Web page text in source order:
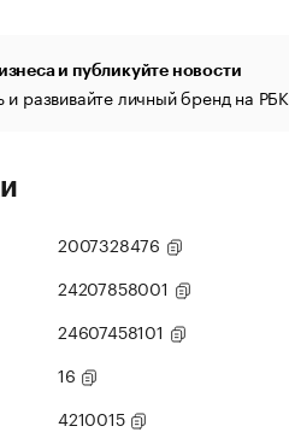
и публикуйте новости
развивайте личный бренд на РБК
2007328476
24207858001
24607458101
16
4210015